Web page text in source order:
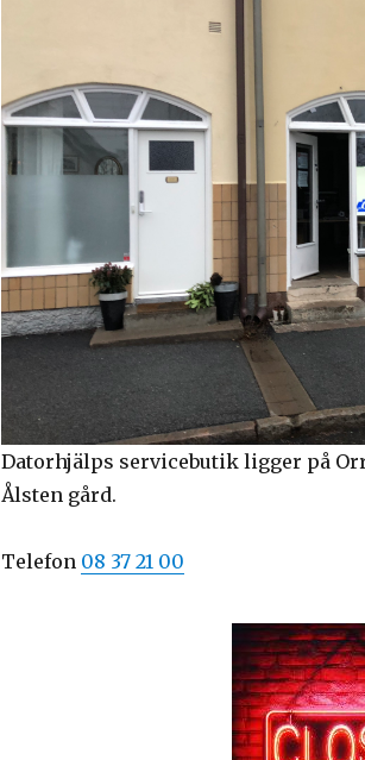
Datorhjälps servicebutik ligger på
Ålsten gård.
Telefon 08 37 21 00